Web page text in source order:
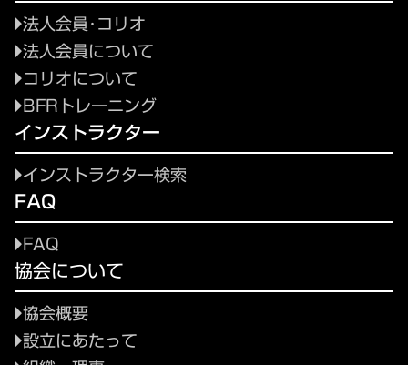
法人会員･コリオ
法人会員について
コリオについて
BFRトレーニング
インストラクター
インストラクター検索
FAQ
FAQ
協会について
協会概要
設立にあたって